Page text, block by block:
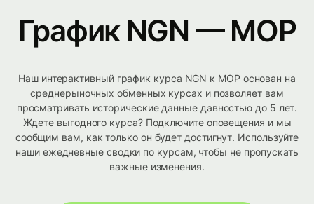
График NGN — MOP
Наш интерактивный график курса NGN к MOP основан на
среднерыночных обменных курсах и позволяет вам
просматривать исторические данные давностью до 5 лет.
Ждете выгодного курса? Подключите оповещения и мы
сообщим вам, как только он будет достигнут. Используйте
наши ежедневные сводки по курсам, чтобы не пропускать
важные изменения.